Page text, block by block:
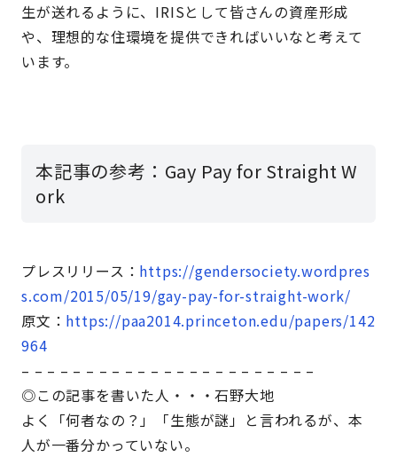
生が送れるように、IRISとして皆さんの資産形成
や、理想的な住環境を提供できればいいなと考えて
います。
本記事の参考：Gay Pay for Straight W
ork
プレスリリース： https://gendersociety.wordpres
s.com/2015/05/19/gay-pay-for-straight-work/
原文： https://paa2014.princeton.edu/papers/142
964
– – – – – – – – – – – – – – – – – – – – – – –
◎この記事を書いた人・・・石野大地
よく「何者なの？」「生態が謎」と言われるが、本
人が一番分かっていない。